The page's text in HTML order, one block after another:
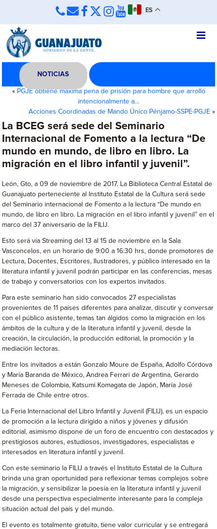
ES
NOTICIAS
« PGJE obtiene máxima pena de prisión para hombre que arrolló
intencionalmente a…
Acciones Coordinadas de Mando Único Pénjamo-SSPE-PGJE»
La BCEG será sede del Seminario
Internacional de Fomento a la lectura “De
mundo en mundo, de libro en libro. La
migración en el libro infantil y juvenil”.
León, Gto, a 09 de noviembre de 2017. La Biblioteca Central Estatal de
Guanajuato perteneciente al Instituto Estatal de la Cultura será sede
del Seminario internacional de Fomento a la lectura “De mundo en
mundo, de libro en libro. La migración en el libro infantil y juvenil” en el
marco del 37 aniversario de la FILIJ.
Esto será vía Streaming del 13 al 15 de noviembre en la Sala
Vasconcelos, en un horario de 9:00 a 16:30 hrs, donde promotores de
Lectura, Docentes, Escritores, Ilustradores, y público interesado en la
literatura infantil y juvenil podrán participar en las conferencias, mesas
de trabajo y conversatorios con los expertos invitados.
Para este seminario han sido convocados 27 especialistas
provenientes de 11 países diferentes para analizar, discutir y conversar
con el público asistente, temas tan álgidos como la migración en los
ámbitos de la cultura y de la literatura infantil y juvenil, desde la
creación, la circulación, la producción editorial, la promoción y la
mediación lectoras.
Entre los invitados a están Gonzalo Moure de España, Adolfo Córdova
y María Baranda de México, Andrea Ferrari de Argentina, Gerardo
Meneses de Colombia, Katsumi Komagata de Japón, María José
Ferrada de Chile entre otros.
La Feria Internacional del Libro Infantil y Juvenil (FILIJ), es un espacio
de promoción a la lectura dirigido a niños y jóvenes y difusión
editorial, asimismo dispone de un foro de encuentro con destacados y
prestigiosos autores, estudiosos, investigadores, especialistas e
interesados en literatura infantil y juvenil.
Con este seminario la FILIJ a través el Instituto Estatal de la Cultura
brinda una gran oportunidad para reflexionar temas complejos sobre
la migración, y sensibilizar la poesía en la literatura infantil y juvenil
desde una perspectiva especialmente interesante para la compleja
situación actual del país y del mundo.
El evento es totalmente gratuito, tiene valor curricular y se entregará